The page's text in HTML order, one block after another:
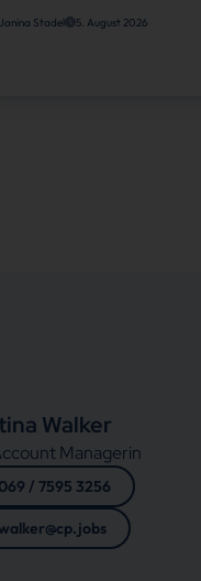
Stadel 5. August 2026
Walker
Managerin
069 / 7595 3256